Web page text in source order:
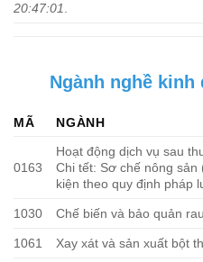
20:47:01
Ngành nghề kinh
MÃ NGÀNH
0163
Hoạt động dịch vụ sau
Chi tết: Sơ chế nông sản
kiện theo quy định pháp
1030 Chế biến và bảo quản
1061 Xay xát và sản xuất bột